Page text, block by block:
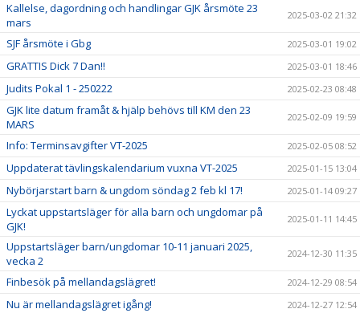
Kallelse, dagordning och handlingar GJK årsmöte 23
mars
2025-03-02 21:32
SJF årsmöte i Gbg 2025-03-01 19:02
GRATTIS Dick 7 Dan!! 2025-03-01 18:46
Judits Pokal 1 - 250222 2025-02-23 08:48
GJK lite datum framåt & hjälp behövs till KM den 23
MARS
2025-02-09 19:59
Info: Terminsavgifter VT-2025 2025-02-05 08:52
Uppdaterat tävlingskalendarium vuxna VT-2025 2025-01-15 13:04
Nybörjarstart barn & ungdom söndag 2 feb kl 17! 2025-01-14 09:27
Lyckat uppstartsläger för alla barn och ungdomar på
GJK!
2025-01-11 14:45
Uppstartsläger barn/ungdomar 10-11 januari 2025,
vecka 2
2024-12-30 11:35
Finbesök på mellandagslägret! 2024-12-29 08:54
Nu är mellandagslägret igång! 2024-12-27 12:54